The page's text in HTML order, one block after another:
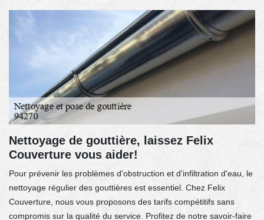
Nettoyage de gouttière, laissez Felix
Couverture vous aider!
Pour prévenir les problèmes d'obstruction et d'infiltration d'eau, le
nettoyage régulier des gouttières est essentiel. Chez Felix
Couverture, nous vous proposons des tarifs compétitifs sans
compromis sur la qualité du service. Profitez de notre savoir-faire